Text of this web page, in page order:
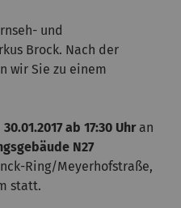
und
Brock. Nach der
wir Sie zu einem
30.01.2017 ab 17:30 Uhran
N27
Ring/Meyerhofstraße,
statt.